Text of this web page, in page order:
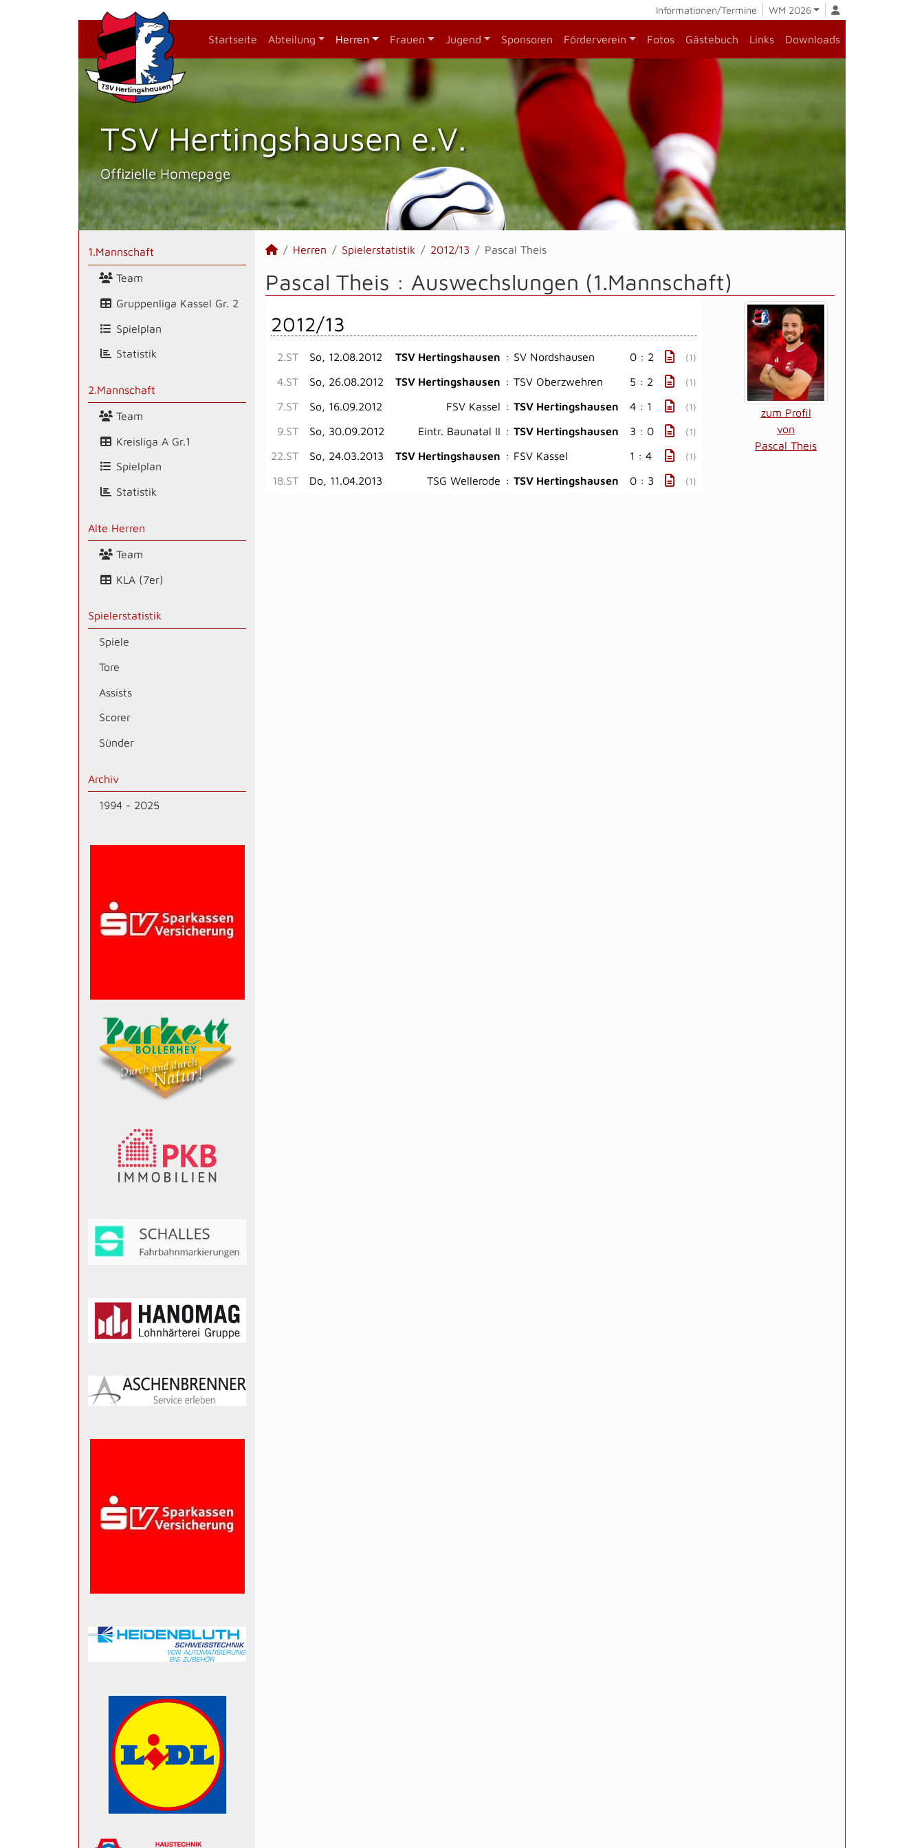
Informationen/Termine WM 2026
Startseite Abteilung Herren Frauen Jugend Sponsoren Förderverein Fotos Gästebuch Links Downloads
TSV Hertings­hausen e.V.
Offizielle Homepage
1.Mannschaft
Team
Gruppenliga Kassel Gr. 2
Spielplan
Statistik
2.Mannschaft
Team
Kreisliga A Gr.1
Spielplan
Statistik
Alte Herren
Team
KLA (7er)
Spielerstatistik
Spiele
Tore
Assists
Scorer
Sünder
Archiv
1994 - 2025
Herren Spielerstatistik 2012/13 Pascal Theis
Pascal Theis : Auswechslungen (1.Mannschaft)
zum Profil
von
Pascal Theis
2012/13
2.ST So, 12.08.2012 TSV Hertingshausen : SV Nordshausen 0 : 2 (1)
4.ST So, 26.08.2012 TSV Hertingshausen : TSV Oberzwehren 5 : 2 (1)
7.ST So, 16.09.2012 FSV Kassel : TSV Hertingshausen 4 : 1 (1)
9.ST So, 30.09.2012 Eintr. Baunatal II : TSV Hertingshausen 3 : 0 (1)
22.ST So, 24.03.2013 TSV Hertingshausen : FSV Kassel 1 : 4 (1)
18.ST Do, 11.04.2013 TSG Wellerode : TSV Hertingshausen 0 : 3 (1)